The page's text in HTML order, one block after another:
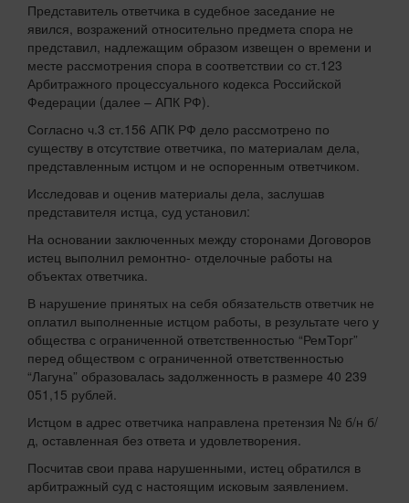
Представитель ответчика в судебное заседание не
явился, возражений относительно предмета спора не
представил, надлежащим образом извещен о времени и
месте рассмотрения спора в соответствии со ст.123
Арбитражного процессуального кодекса Российской
Федерации (далее – АПК РФ).
Согласно ч.3 ст.156 АПК РФ дело рассмотрено по
существу в отсутствие ответчика, по материалам дела,
представленным истцом и не оспоренным ответчиком.
Исследовав и оценив материалы дела, заслушав
представителя истца, суд установил:
На основании заключенных между сторонами Договоров
истец выполнил ремонтно- отделочные работы на
объектах ответчика.
В нарушение принятых на себя обязательств ответчик не
оплатил выполненные истцом работы, в результате чего у
общества с ограниченной ответственностью “РемТорг”
перед обществом с ограниченной ответственностью
“Лагуна” образовалась задолженность в размере 40 239
051,15 рублей.
Истцом в адрес ответчика направлена претензия № б/н б/
д, оставленная без ответа и удовлетворения.
Посчитав свои права нарушенными, истец обратился в
арбитражный суд с настоящим исковым заявлением.